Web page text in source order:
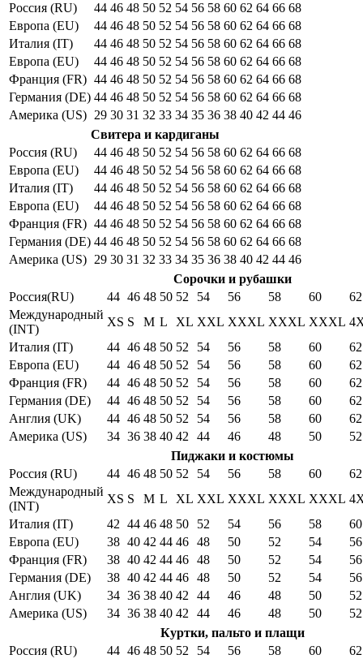
Россия (RU)
44 46 48 50 52 54 56 58 60 62 64 66 68
Европа (EU)
44 46 48 50 52 54 56 58 60 62 64 66 68
Италия (IT)
44 46 48 50 52 54 56 58 60 62 64 66 68
Европа (EU)
44 46 48 50 52 54 56 58 60 62 64 66 68
Франция (FR) 44 46 48 50 52 54 56 58 60 62 64 66 68
Германия (DE) 44 46 48 50 52 54 56 58 60 62 64 66 68
Америка (US) 29 30 31 32 33 34 35 36 38 40 42 44 46
Свитера и кардиганы
Россия (RU)
44 46 48 50 52 54 56 58 60 62 64 66 68
Европа (EU)
44 46 48 50 52 54 56 58 60 62 64 66 68
Италия (IT)
44 46 48 50 52 54 56 58 60 62 64 66 68
Европа (EU)
44 46 48 50 52 54 56 58 60 62 64 66 68
Франция (FR) 44 46 48 50 52 54 56 58 60 62 64 66 68
Германия (DE) 44 46 48 50 52 54 56 58 60 62 64 66 68
Америка (US) 29 30 31 32 33 34 35 36 38 40 42 44 46
Сорочки и рубашки
Россия(RU)
44 46 48 50 52 54 56 58 60
62
Международный
(INT)
XS S M L XL XXL XXXL XXXL XXXL
Италия (IT)
44 46 48 50 52 54 56 58 60
62
Европа (EU)
44 46 48 50 52 54 56 58 60
62
Франция (FR)
44 46 48 50 52 54 56 58 60
62
Германия (DE)
44 46 48 50 52 54 56 58 60
62
Англия (UK)
44 46 48 50 52 54 56 58 60
62
Америка (US)
34 36 38 40 42 44 46 48 50
52
Пиджаки и костюмы
Россия (RU)
44 46 48 50 52 54 56 58 60
62
Международный
(INT)
XS S M L XL XXL XXXL XXXL XXXL
Италия (IT)
42 44 46 48 50 52 54 56 58
60
Европа (EU)
38 40 42 44 46 48 50 52 54
56
Франция (FR)
38 40 42 44 46 48 50 52 54
56
Германия (DE)
38 40 42 44 46 48 50 52 54
56
Англия (UK)
34 36 38 40 42 44 46 48 50
52
Америка (US)
34 36 38 40 42 44 46 48 50
52
Куртки, пальто и плащи
Россия (RU)
44 46 48 50 52 54 56 58 60
62